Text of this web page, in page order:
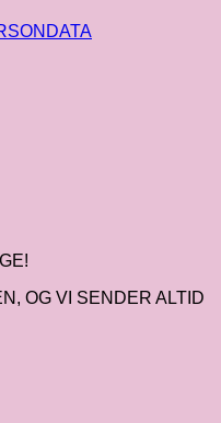
OG VI SENDER ALTID